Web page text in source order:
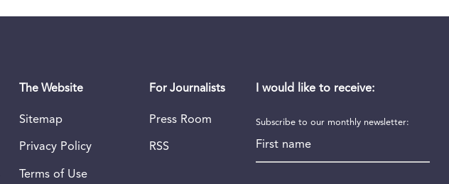
The Website
Sitemap
Privacy Policy
Terms of Use
For Journalists
Press Room
RSS
I would like to receive:
Subscribe to our monthly newsletter: